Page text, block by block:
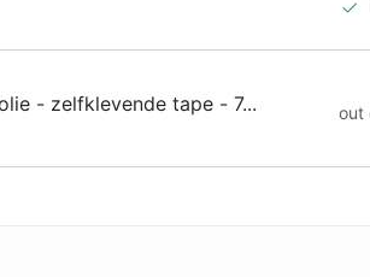
- zelfklevende tape - 7... out